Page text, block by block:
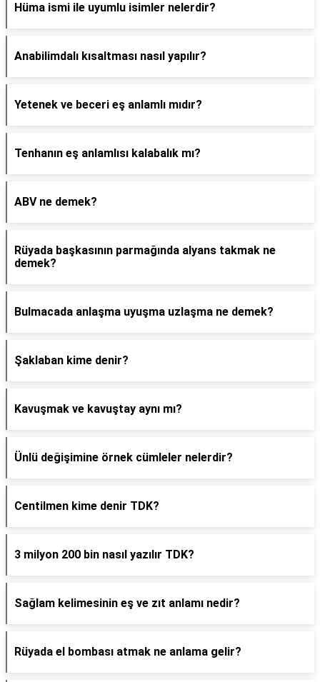
Hüma ismi ile uyumlu isimler nelerdir?
Anabilimdalı kısaltması nasıl yapılır?
Yetenek ve beceri eş anlamlı mıdır?
Tenhanın eş anlamlısı kalabalık mı?
ABV ne demek?
Rüyada başkasının parmağında alyans takmak ne
demek?
Bulmacada anlaşma uyuşma uzlaşma ne demek?
Şaklaban kime denir?
Kavuşmak ve kavuştay aynı mı?
Ünlü değişimine örnek cümleler nelerdir?
Centilmen kime denir TDK?
3 milyon 200 bin nasıl yazılır TDK?
Sağlam kelimesinin eş ve zıt anlamı nedir?
Rüyada el bombası atmak ne anlama gelir?